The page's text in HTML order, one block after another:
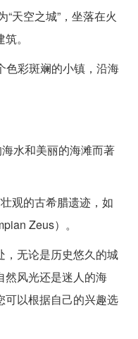
天空之城”，坐落在火
。
色彩斑斓的小镇，沿海
水和美丽的海滩而著
观的古希腊遗迹，如
Zeus）。
，无论是历史悠久的城
然风光还是迷人的海
可以根据自己的兴趣选